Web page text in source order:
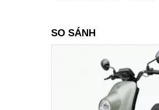
SO SÁNH